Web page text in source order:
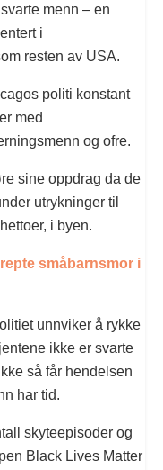
menn – en
i
resten av USA.
politi konstant
med
og ofre.
sine oppdrag da de
utrykninger til
i byen.
småbarnsmor i
unnviker å rykke
ikke er svarte
så får hendelsen
har tid.
skyteepisoder og
Black Lives Matter